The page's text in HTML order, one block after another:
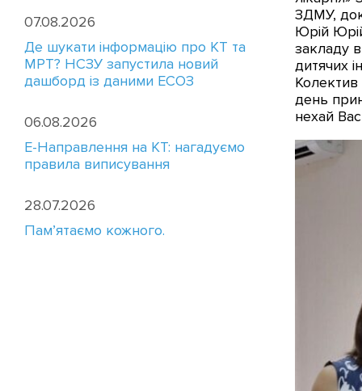
07.08.2026
Де шукати інформацію про КТ та
МРТ? НСЗУ запустила новий
дашборд із даними ЕСОЗ
06.08.2026
E-Направлення на КТ: нагадуємо
правила виписування
28.07.2026
Пам’ятаємо кожного.
ЗДМУ,
Юрій
закладу
дитячих
день
нехай